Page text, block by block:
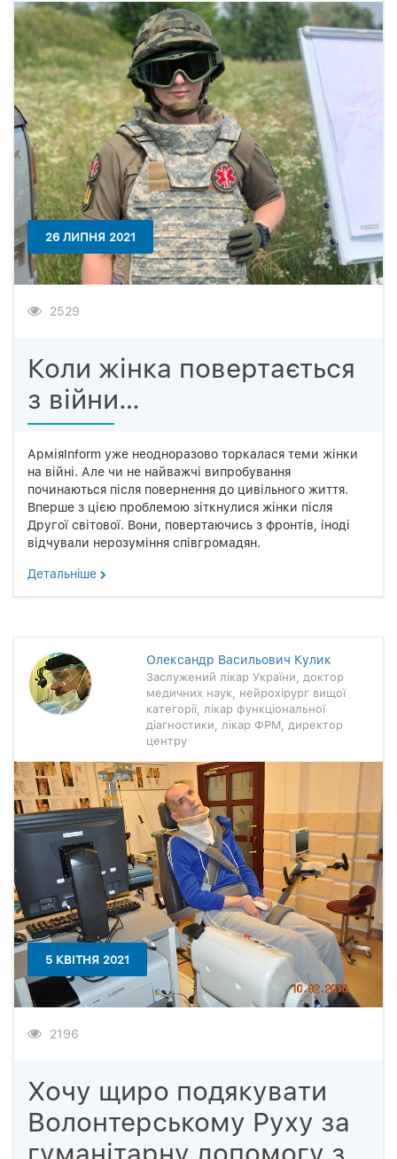
26 ЛИПНЯ 2021
2529
Коли жінка повертається
з війни…
АрміяInform уже неодноразово торкалася теми жінки
на війні. Але чи не найважчі випробування
починаються після повернення до цивільного життя.
Вперше з цією проблемою зіткнулися жінки після
Другої світової. Вони, повертаючись з фронтів, іноді
відчували нерозуміння співгромадян.
Детальнiше
Олександр Васильович Кулик
Заслужений лікар України, доктор
медичних наук, нейрохірург вищої
категорії, лікар функціональної
діагностики, лікар ФРМ, директор
центру
5 КВІТНЯ 2021
2196
Хочу щиро подякувати
Волонтерському Руху за
гуманітарну допомогу з